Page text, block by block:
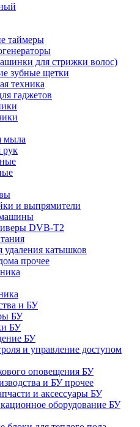
таймеры
для стрижки волос)
зубные щетки
техника
гаджетов
мыла
рук
и выпрямители
DVB-T2
катышков
прочее
и БУ
БУ
БУ
БУ
и управление доступом
оповещения БУ
и БУ прочее
и аксессуары БУ
оборудование БУ